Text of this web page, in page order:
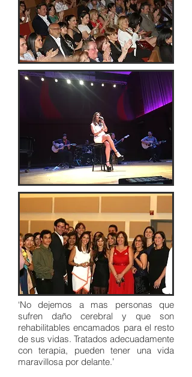
‘No dejemos a mas personas que
sufren daño cerebral y que son
rehabilitables encamados para el resto
de sus vidas. Tratados adecuadamente
con terapia, pueden tener una vida
maravillosa por delante.’